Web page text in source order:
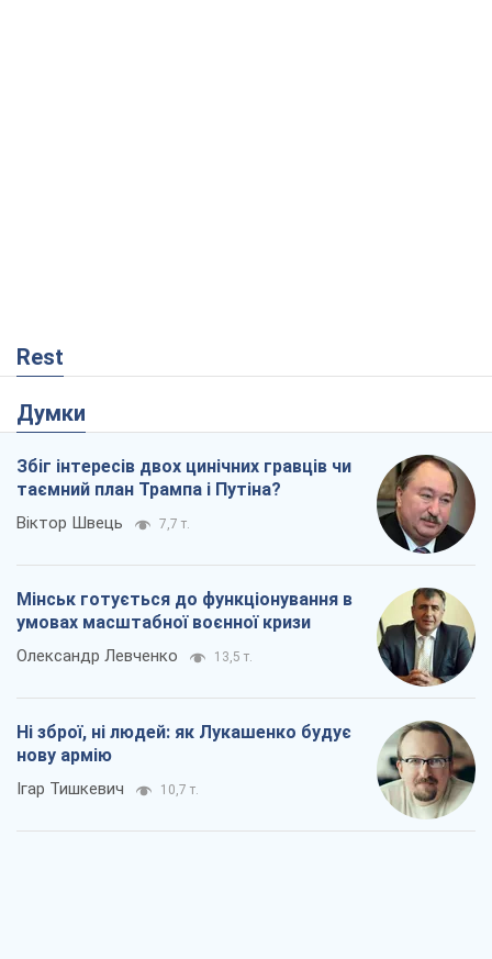
Rest
Думки
Збіг інтересів двох цинічних гравців чи
таємний план Трампа і Путіна?
Віктор Швець 7,7 т.
Мінськ готується до функціонування в
умовах масштабної воєнної кризи
Олександр Левченко 13,5 т.
Ні зброї, ні людей: як Лукашенко будує
нову армію
Ігар Тишкевич 10,7 т.